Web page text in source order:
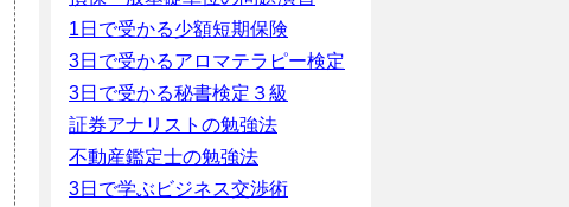
1日で受かる少額短期保険
3日で受かるアロマテラピー検定
3日で受かる秘書検定３級
証券アナリストの勉強法
不動産鑑定士の勉強法
3日で学ぶビジネス交渉術